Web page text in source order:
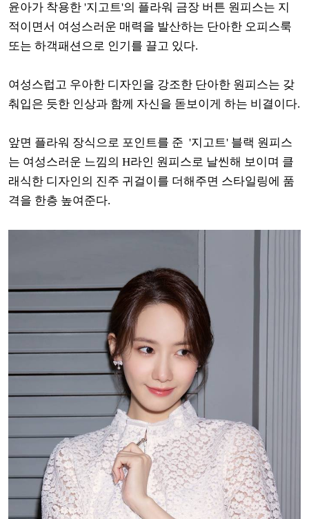
윤아가 착용한 '지고트'의 플라워 금장 버튼 원피스는 지
적이면서 여성스러운 매력을 발산하는 단아한 오피스룩
또는 하객패션으로 인기를 끌고 있다.
여성스럽고 우아한 디자인을 강조한 단아한 원피스는 갖
춰입은 듯한 인상과 함께 자신을 돋보이게 하는 비결이다.
앞면 플라워 장식으로 포인트를 준 '지고트' 블랙 원피스
는 여성스러운 느낌의 H라인 원피스로 날씬해 보이며 클
래식한 디자인의 진주 귀걸이를 더해주면 스타일링에 품
격을 한층 높여준다.